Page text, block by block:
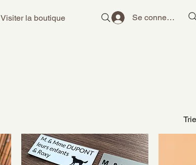
Visiter la boutique Se connecter